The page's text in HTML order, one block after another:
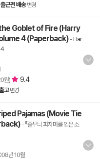
출근전 배송 변경
Goblet of Fire (Harry
4 (Paperback) -Har
원) 9.4
고 변경
Pajamas (Movie Tie
- 『줄무늬 파자마를 입은 소
년 10월